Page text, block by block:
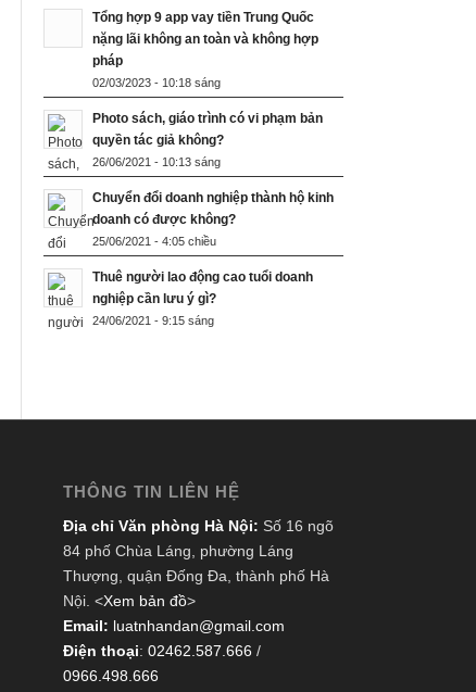
Tổng hợp 9 app vay tiền Trung Quốc
nặng lãi không an toàn và không hợp
pháp
02/03/2023 - 10:18 sáng
Photo sách, giáo trình có vi phạm bản
quyền tác giả không?
26/06/2021 - 10:13 sáng
Chuyển đổi doanh nghiệp thành hộ kinh
doanh có được không?
25/06/2021 - 4:05 chiều
Thuê người lao động cao tuổi doanh
nghiệp cần lưu ý gì?
24/06/2021 - 9:15 sáng
THÔNG TIN LIÊN HỆ
Địa chỉ Văn phòng Hà Nội: Số 16 ngõ
84 phố Chùa Láng, phường Láng
Thượng, quận Đống Đa, thành phố Hà
Nội. <Xem bản đồ>
Email: luatnhandan@gmail.com
Điện thoại: 02462.587.666 /
0966.498.666